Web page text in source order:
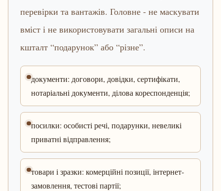
перевірки та вантажів. Головне - не маскувати
вміст і не використовувати загальні описи на
кшталт “подарунок” або “різне”.
документи: договори, довідки, сертифікати,
нотаріальні документи, ділова кореспонденція;
посилки: особисті речі, подарунки, невеликі
приватні відправлення;
товари і зразки: комерційні позиції, інтернет-
замовлення, тестові партії;